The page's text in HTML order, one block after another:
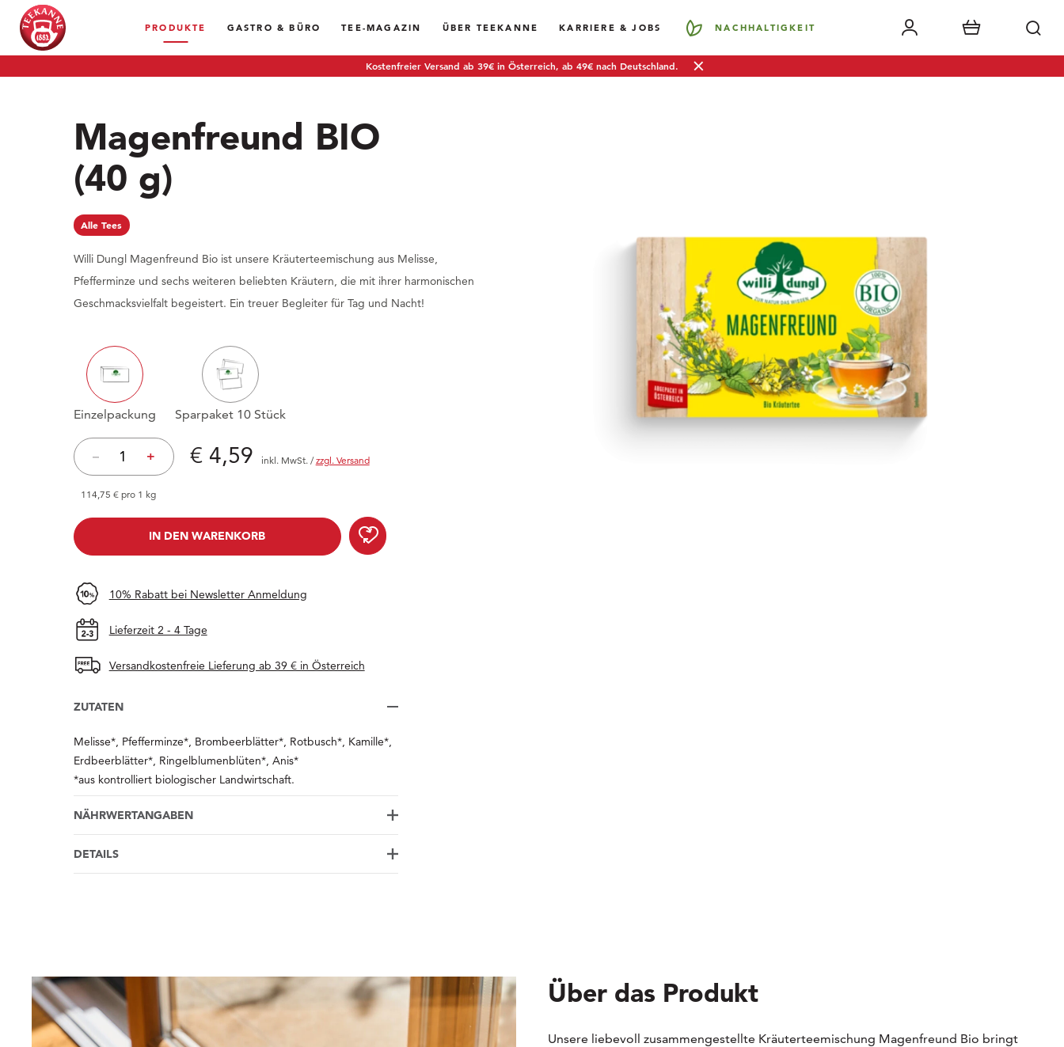
PRODUKTE GASTRO & BÜRO TEE-MAGAZIN ÜBER TEEKANNE KARRIERE & JOBS NACHHALTIGKEIT
Kostenfreier Versand ab 39€ in Österreich, ab 49€ nach Deutschland.
Magenfreund BIO
(40 g)
Alle Tees
Willi Dungl Magenfreund Bio ist unsere Kräuterteemischung aus Melisse,
Pfefferminze und sechs weiteren beliebten Kräutern, die mit ihrer harmonischen
Geschmacksvielfalt begeistert. Ein treuer Begleiter für Tag und Nacht!
Einzelpackung Sparpaket 10 Stück
– + Preis: € 4,59
€ 4,59 inkl. MwSt./zzgl. Versand
114,75 € pro 1 kg
IN DEN WARENKORB
Magenfreund BIO zur Wunschliste hinzufügen
10% Rabatt bei Newsletter Anmeldung
Lieferzeit 2 - 4 Tage
Versandkostenfreie Lieferung ab 39 € in Österreich
ZUTATEN
Melisse*, Pfefferminze*, Brombeerblätter*, Rotbusch*, Kamille*,
Erdbeerblätter*, Ringelblumenblüten*, Anis*
*aus kontrolliert biologischer Landwirtschaft.
NÄHRWERTANGABEN
DETAILS
Über das Produkt
Unsere liebevoll zusammengestellte Kräuterteemischung Magenfreund Bio bringt